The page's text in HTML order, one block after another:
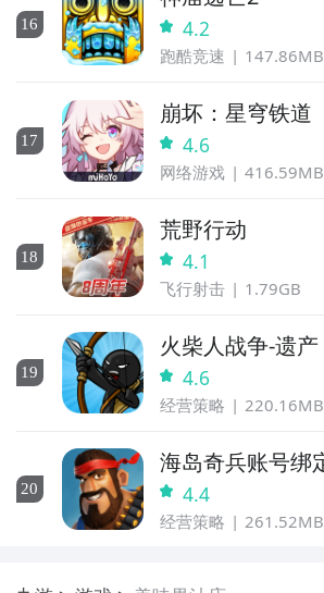
16 4.2
跑酷竞速 147.86MB
17
崩坏：星穹铁道
4.6
网络游戏 416.59MB
18
荒野行动
4.1
飞行射击 1.79GB
19
火柴人战争-遗产
4.6
经营策略 220.16MB
20
海岛奇兵账号绑
具 4.4
经营策略 261.52MB